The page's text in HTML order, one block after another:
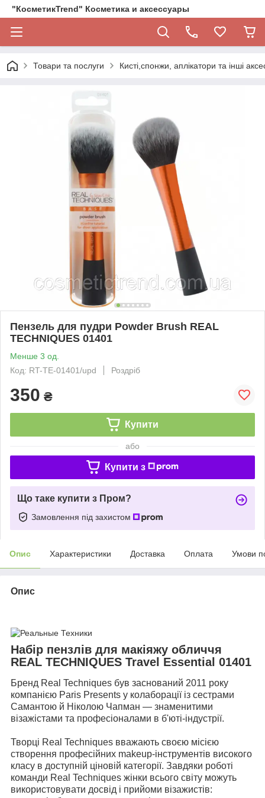
"КосметикTrend" Косметика и аксессуары
Товари та послуги Кисті,спонжи, аплікатори та інші
Пензель для пудри Powder Brush REAL
TECHNIQUES 01401
Менше 3 од.
Код: RT-TE-01401/upd
Роздріб
350 ₴
Купити
або
Купити з
Що таке купити з Пром?
Замовлення під захистом
Опис Характеристики Доставка Оплата Умови
Опис
Набір пензлів для макіяжу обличчя
REAL TECHNIQUES Travel Essential 01401
Бренд Real Techniques був заснований 2011 року
компанією Paris Presents у колаборації із сестрами
Самантою й Ніколою Чапман — знаменитими
візажістами та професіоналами в б'юті-індустрії.
Творці Real Techniques вважають своєю місією
створення професійних makeup-інструментів високого
класу в доступній ціновій категорії. Завдяки роботі
команди Real Techniques жінки всього світу можуть
використовувати досвід і прийоми візажистів: